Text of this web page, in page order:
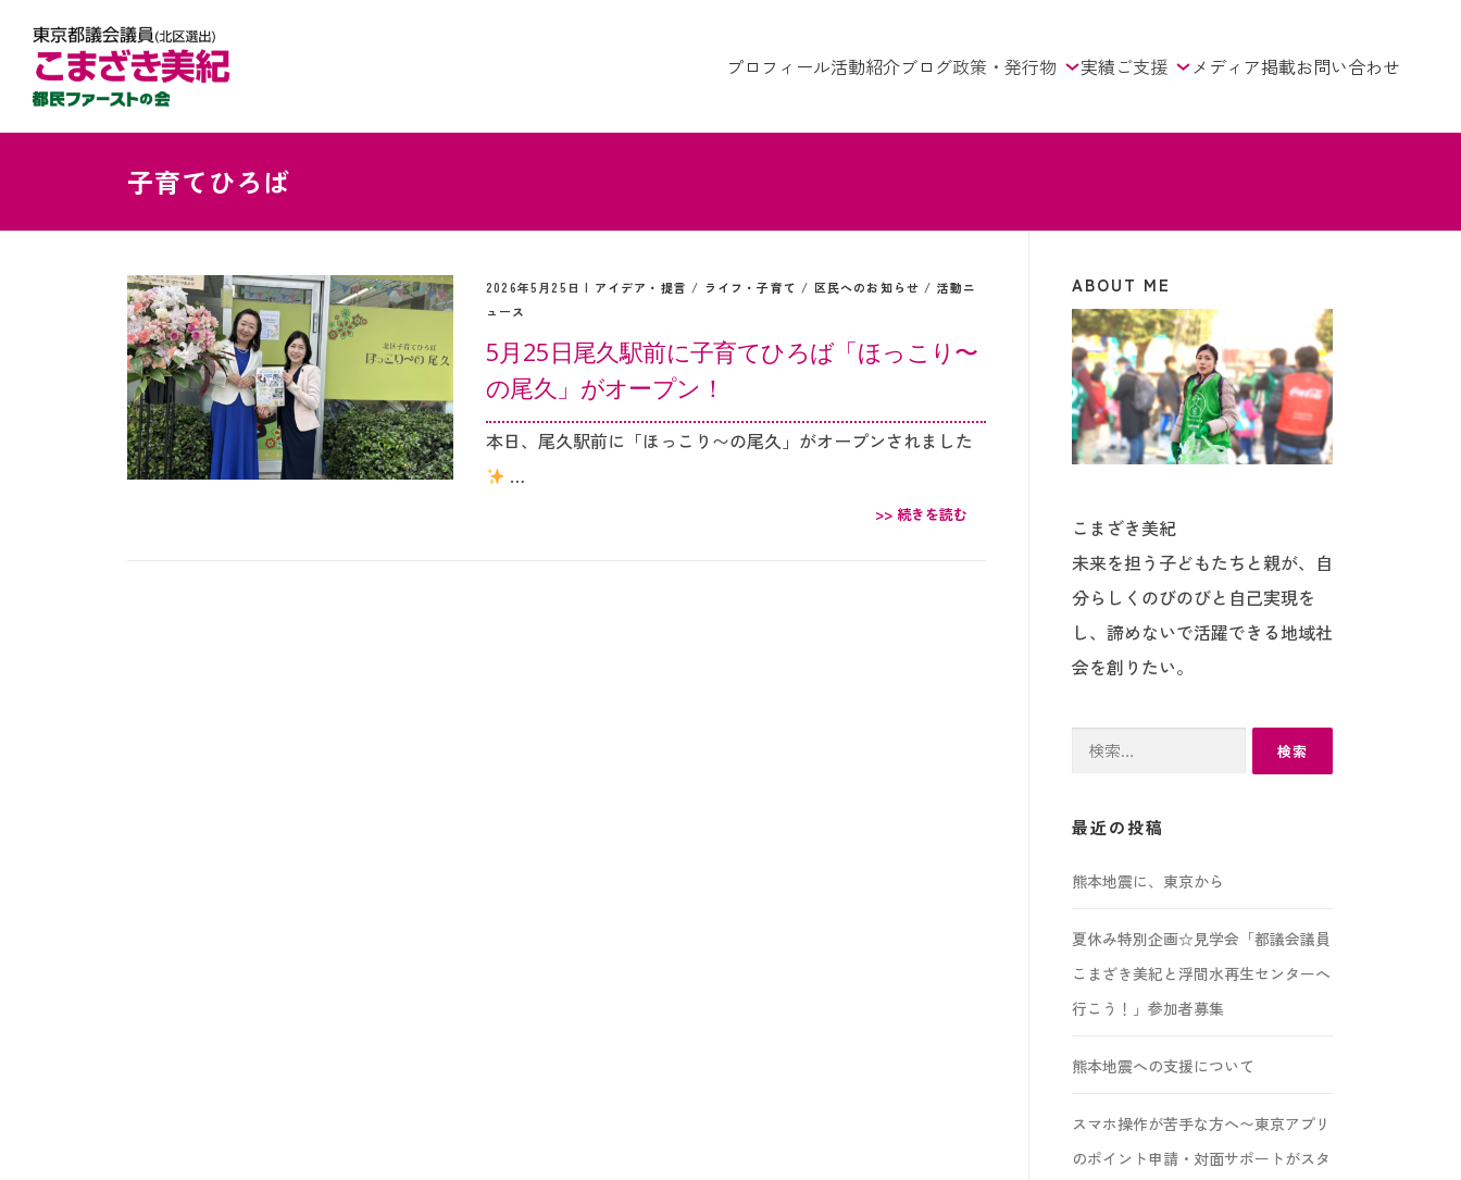
プロフィール活動紹介ブログ政策・発行物 実績ご支援 メディア掲載お問い合わせ
子育てひろば
2026年5月25日 | アイデア・提言 / ライフ・子育て / 区民へのお知らせ / 活動ニ
ュース
5月25日尾久駅前に子育てひろば「ほっこり〜
の尾久」がオープン！
本日、尾久駅前に「ほっこり〜の尾久」がオープンされました
…
>> 続きを読む
ABOUT ME
こまざき美紀
未来を担う子どもたちと親が、自
分らしくのびのびと自己実現を
し、諦めないで活躍できる地域社
会を創りたい。
最近の投稿
熊本地震に、東京から
夏休み特別企画☆見学会「都議会議員
こまざき美紀と浮間水再生センターへ
行こう！」参加者募集
熊本地震への支援について
スマホ操作が苦手な方へ〜東京アプリ
のポイント申請・対面サポートがスタ